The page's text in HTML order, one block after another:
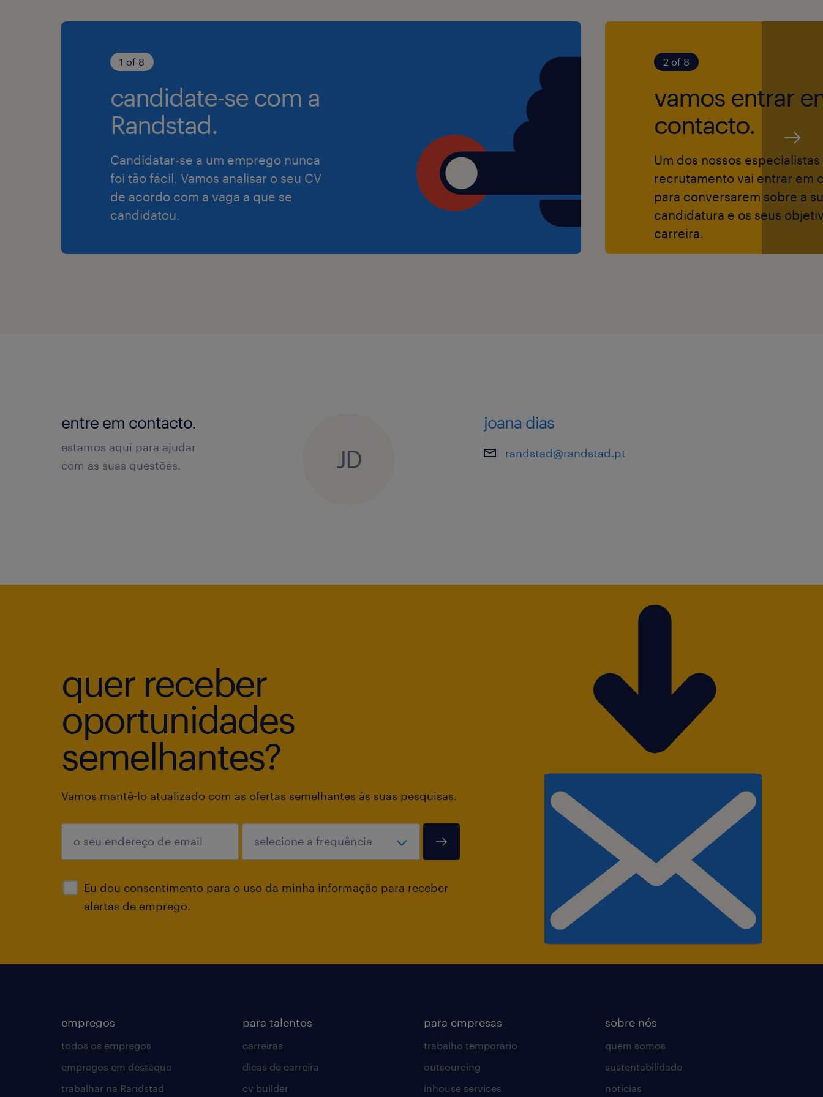
compromisso de garantir que o nosso processo de
recrutamento e contratação satisfaça as necessidades
Preocupamo-nos com a igualdade de oportunidades,
independentemente de etnia, cor, religião, sexo,
orientação sexual,
informações genéticas, incapacidade ou qualquer
1 of 8
candidate-se com a
Randstad.
Candidatar-se a um emprego nunca
foi tão fácil. Vamos analisar o seu CV
de acordo com a vaga a que se
candidatou.
2 of 8
vamos entrar
contacto.
Um dos nossos
recrutamento vai entrar em
para conversarem sobre a
candidatura e os seus
carreira.
entre em contacto.
estamos aqui para ajudar
com as suas questões.
JD
joana dias
randstad@randstad.pt
quer receber
oportunidades
semelhantes?
Vamos mantê-lo atualizado com as ofertas semelhantes às suas pesquisas.
Eu dou consentimento para o uso da minha informação para receber
alertas de emprego.
enviar
empregos
todos os empregos
empregos em destaque
trabalhar na Randstad
para talentos
carreiras
dicas de carreira
cv builder
para empresas
trabalho temporário
outsourcing
inhouse services
sobre nós
quem somos
sustentabilidade
notícias